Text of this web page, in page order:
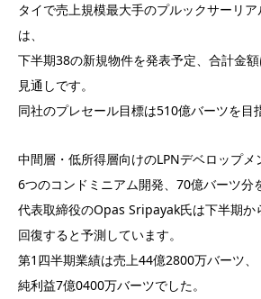
タイで売上規模最大手のプルックサーリア
は、
下半期38の新規物件を発表予定、合計金
見通しです。
同社のプレセール目標は510億バーツを目
中間層・低所得層向けのLPNデベロップメ
6つのコンドミニアム開発、70億バーツ分
代表取締役のOpas Sripayak氏は下半期か
回復すると予測しています。
第1四半期業績は売上44億2800万バーツ、
純利益7億0400万バーツでした。